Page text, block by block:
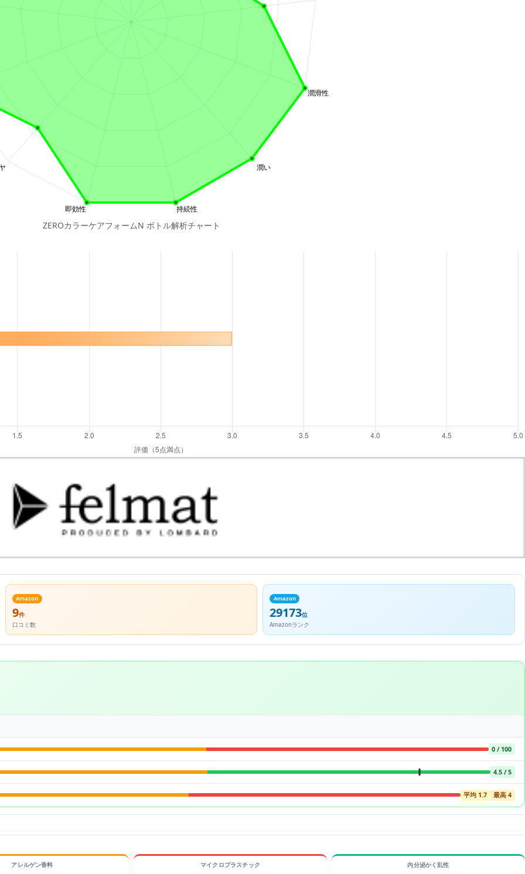
ZEROカラーケアフォームN ボトル解析チャート
Amazon
9件
口コミ数
Amazon
29173位
Amazonランク
0 / 100
4.5 / 5
平均 1.7 最高 4
アレルゲン香料
マイクロプラスチック
内分泌かく乱性